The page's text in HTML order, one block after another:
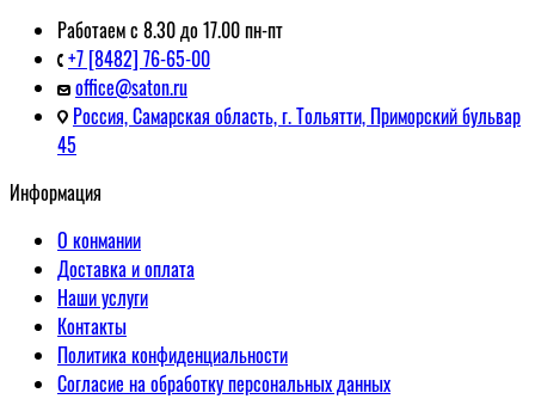
Работаем с 8.30 до 17.00 пн-пт
+7 [8482] 76-65-00
office@saton.ru
Россия, Самарская область, г. Тольятти, Приморский бульвар
45
Информация
О конмании
Доставка и оплата
Наши услуги
Контакты
Политика конфиденциальности
Согласие на обработку персональных данных